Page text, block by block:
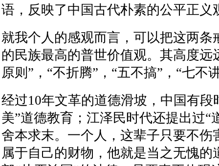
语，反映了中国古代朴素的公平正义
就我个人的感观而言，可以把这两条
的民族最高的普世价值观。其高度远
原则 ” ， “不折腾” ， “五不搞” ， “七不
经过10年文革的道德滑坡，中国有段
美”道德教育；江泽民时代还提出过“
舍本求末。一个人，这辈子只要不伤
属于自己的财物，他就是当之无愧的